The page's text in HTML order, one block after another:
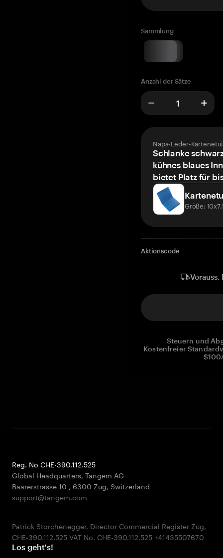
Sammlung
Anzahl der Sätze
Napa-Leder-
Schlanke
kühnes blaues
bietet Platz für
Größe:
Aktionscode
Steuern und
Kostenfreier
Reg. No CHE-390.112.525
Global Headquarters, Tangem AG
Baarerstrasse 10 , 6300 Zug, Switzerland
support@tangem.com
Patrick Storchenegger, Director Commercial Register Zug,
Los geht's!